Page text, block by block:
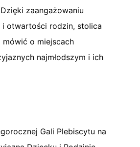
zaangażowaniu
i otwartości rodzin, stolica
mówić o miejscach
najmłodszym i ich
Gali Plebiscytu na